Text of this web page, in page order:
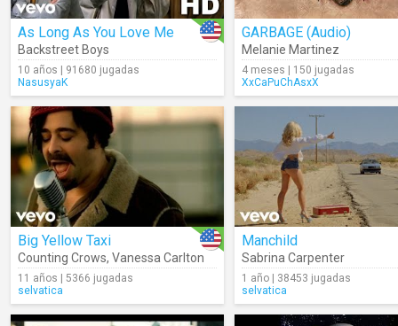
As Long As You Love Me
Backstreet Boys
10 años | 91680 jugadas
NasusyaK
GARBAGE (Audio)
Melanie Martinez
4 meses | 150 jugadas
XxCaPuChAsxX
Big Yellow Taxi
Counting Crows, Vanessa Carlton
11 años | 5366 jugadas
selvatica
Manchild
Sabrina Carpenter
1 año | 38453 jugadas
selvatica